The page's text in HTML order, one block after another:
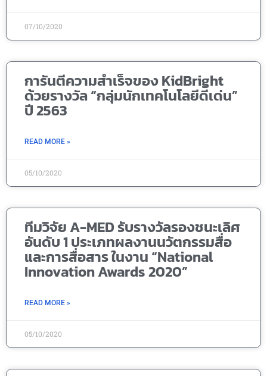
07/10/2020
การันตีความสำเร็จของ KidBright
ด้วยรางวัล “กลุ่มนักเทคโนโลยีดีเด่น”
ปี 2563
READ MORE »
05/10/2020
ทีมวิจัย A-MED รับรางวัลรองชนะเลิศ
อันดับ 1 ประเภทผลงานนวัตกรรมสื่อ
และการสื่อสาร ในงาน “National
Innovation Awards 2020”
READ MORE »
05/10/2020